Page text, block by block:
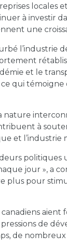
locales
à
une
l’industrie
et le
qui témoigne
nature
à
et l’industrie
politiques
jour », a
plus pour
de
de